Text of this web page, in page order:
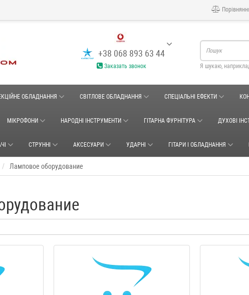
+38 068 893 63 44
Заказать звонок Я шукаю,
ОБЛАДНАННЯ СВІТЛОВЕ ОБЛАДНАННЯ СПЕЦІАЛЬНІ ЕФЕКТИ
МІКРОФОНИ НАРОДНІ ІНСТРУМЕНТИ ГІТАРНА ФУРНІТУРА ДУХОВІ
СТРУННІ АКСЕСУАРИ УДАРНІ ГІТАРИ І ОБЛАДНАННЯ
Ламповое оборудование